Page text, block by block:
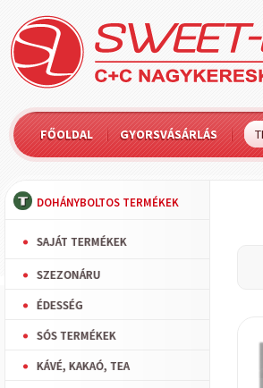
FŐOLDAL GYORSVÁSÁRLÁS
DOHÁNYBOLTOS TERMÉKEK
SAJÁT TERMÉKEK
SZEZONÁRU
ÉDESSÉG
SÓS TERMÉKEK
KÁVÉ, KAKAÓ, TEA